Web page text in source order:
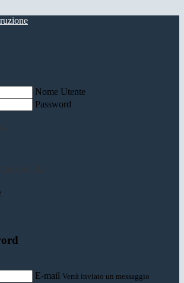
Nome Utente
Password
E-mail Verrà inviato un messaggio